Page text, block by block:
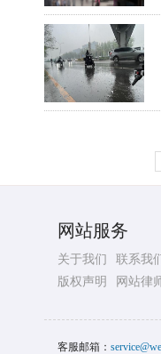
网站服务
关于我们 联系我
版权声明
网站律
客服邮箱：